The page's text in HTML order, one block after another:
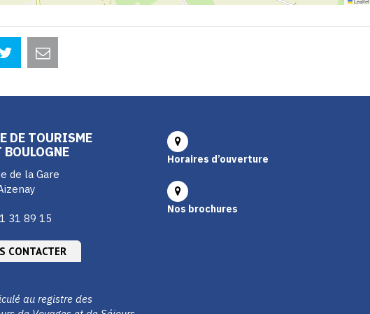
DE TOURISME
de la Gare
31 89 15
CONTACTER
au registre des
Horaires d’ouverture
Nos brochures